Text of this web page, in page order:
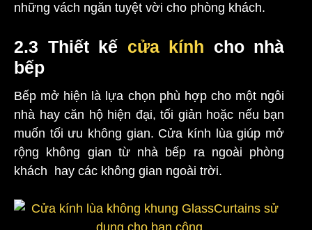
những vách ngăn tuyệt vời cho phòng khách.
2.3 Thiết kế cửa kính cho nhà
bếp
Bếp mở hiện là lựa chọn phù hợp cho một ngôi
nhà hay căn hộ hiện đại, tối giản hoặc nếu bạn
muốn tối ưu không gian. Cửa kính lùa giúp mở
rộng không gian từ nhà bếp ra ngoài phòng
khách hay các không gian ngoài trời.